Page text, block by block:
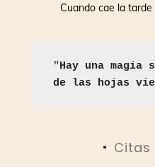
Cuando cae la tarde
"Hay una
de las hojas
Citas